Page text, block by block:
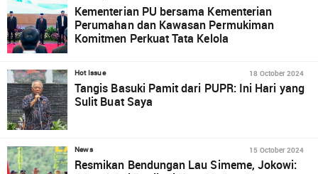
Kementerian PU bersama Kementerian
Perumahan dan Kawasan Permukiman
Komitmen Perkuat Tata Kelola
Hot Issue 18 October 2024
Tangis Basuki Pamit dari PUPR: Ini Hari yang
Sulit Buat Saya
News 15 October 2024
Resmikan Bendungan Lau Simeme, Jokowi: